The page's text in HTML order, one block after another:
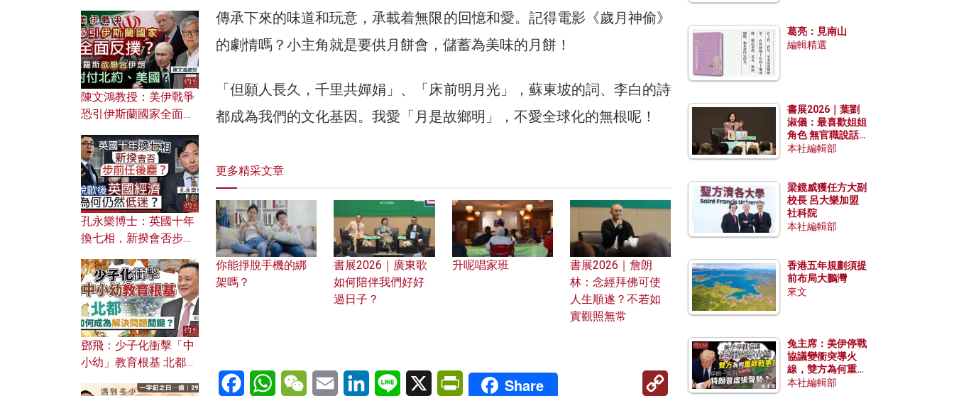
傳承下來的味道和玩意，承載着無限的回憶和愛。記得電影《歲月神偷》
的劇情嗎？小主角就是要供月餅會，儲蓄為美味的月餅！
「但願人長久，千里共嬋娟」、「床前明月光」，蘇東坡的詞、李白的詩
都成為我們的文化基因。我愛「月是故鄉明」，不愛全球化的無根呢！
更多精采文章
你能掙脫手機的綁
架嗎？
書展2026｜廣東歌
如何陪伴我們好好
過日子？
升呢唱家班
書展2026｜詹朗
林：念經拜佛可使
人生順遂？不若如
實觀照無常
FacebookWhatsAppWeChatEmail LinkedInLine X PrintFriendly
Share
Copy
文之美？ 日常寫作如何
應用？
陳文鴻教授：美伊戰爭
恐引伊斯蘭國家全面反
對付北約美國？
孔永樂博士：英國十年
換七相，新揆會否步前
濟為何仍然低迷？
鄧飛：少子化衝擊「中
小幼」教育根基 北都如
葛亮：見南山
編輯精選
書展2026｜葉劉
淑儀：最喜歡姐姐
角色 無官職說話
包袱少
本社編輯部
梁鏡威獲任方大副
校長 呂大樂加盟
社科院
本社編輯部
香港五年規劃須提
前布局大鵬灣
來文
兔主席：美伊停戰
協議變衝突導火
線，雙方為何重啟
戰爭？伊朗一早洞
本社編輯部